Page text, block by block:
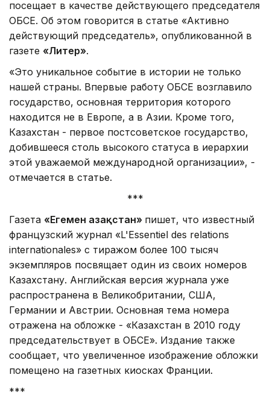
посещает в качестве действующего председателя
ОБСЕ. Об этом говорится в статье «Активно
действующий председатель», опубликованной в
газете «Литер».
«Это уникальное событие в истории не только
нашей страны. Впервые работу ОБСЕ возглавило
государство, основная территория которого
находится не в Европе, а в Азии. Кроме того,
Казахстан - первое постсоветское государство,
добившееся столь высокого статуса в иерархии
этой уважаемой международной организации», -
отмечается в статье.
***
Газета «Егемен Қазақстан» пишет, что известный
французский журнал «L'Essentіel des relatіons
іnternatіonales» с тиражом более 100 тысяч
экземпляров посвящает один из своих номеров
Казахстану. Английская версия журнала уже
распространена в Великобритании, США,
Германии и Австрии. Основная тема номера
отражена на обложке - «Казахстан в 2010 году
председательствует в ОБСЕ». Издание также
сообщает, что увеличенное изображение обложки
помещено на газетных киосках Франции.
***